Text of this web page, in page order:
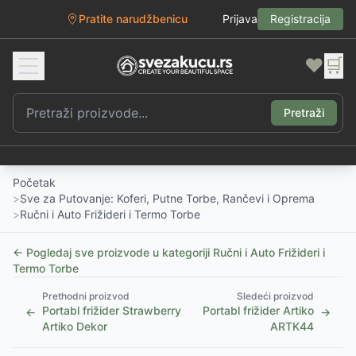
Pratite narudžbenicu Prijava Registracija
❤️ 🛒
Pretraži
Početak
>Sve za Putovanje: Koferi, Putne Torbe, Rančevi i Oprema
>Ručni i Auto Frižideri i Termo Torbe
← Pogledaj sve proizvode u kategoriji Ručni i Auto Frižideri i
Termo Torbe
←
Prethodni proizvod
Portabl frižider Strawberry
Artiko Dekor
Sledeći proizvod
Portabl frižider Artiko
ARTK44
→